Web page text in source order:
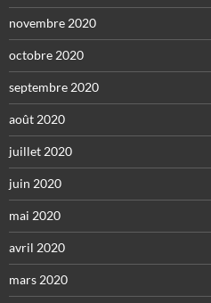
novembre 2020
octobre 2020
septembre 2020
août 2020
juillet 2020
juin 2020
mai 2020
avril 2020
mars 2020